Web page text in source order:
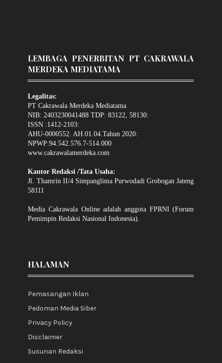
LEMBAGA PENERBITAN PT CAKRAWALA
MERDEKA MEDIATAMA
Legalitas:
PT Cakrawala Merdeka Mediatama
NIB: 2403230041488 TDP: 83122, 58130:
ISSN :1412-2103:
AHU-0000552. AH.01.04.Tahun 2020:
NPWP:94.542.576.7-514.000
www.cakrawalamerdeka.com
Kantor Redaksi /Tata Usaha:
Jl. Thamrin II/4 Simpanglima Purwodadi Grobogan Jateng
58111
Media Cakrawala Online adalah anggota FPRNI (Forum
Pemimpin Redaksi Nasional Indonesia).
HALAMAN
Pemasangan Iklan
Pedoman Media Siber
Privacy Policy
Disclaimer
Susunan Redaksi